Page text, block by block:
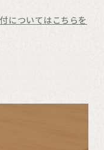
についてはこちらを